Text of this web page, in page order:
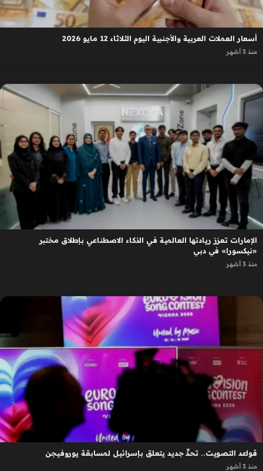
أسعار العملات العربية والأجنبية اليوم الثلاثاء 12 مايو 2026
منذ 3 أشهر
الإمارات تعزز ريادتها العالمية في الذكاء الاصطناعي بإطلاق مختبر
«نيكسورا» في دبي
منذ 3 أشهر
قواعد التصويت.. تحدٍّ جديد يتعلق بإسرائيل لمسابقة يوروفيجن
منذ 3 أشهر